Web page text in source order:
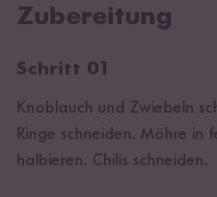
Zubereitung
Schritt 01
Knoblauch und Zwiebeln
Ringe schneiden. Möhre in
halbieren. Chilis schneiden.